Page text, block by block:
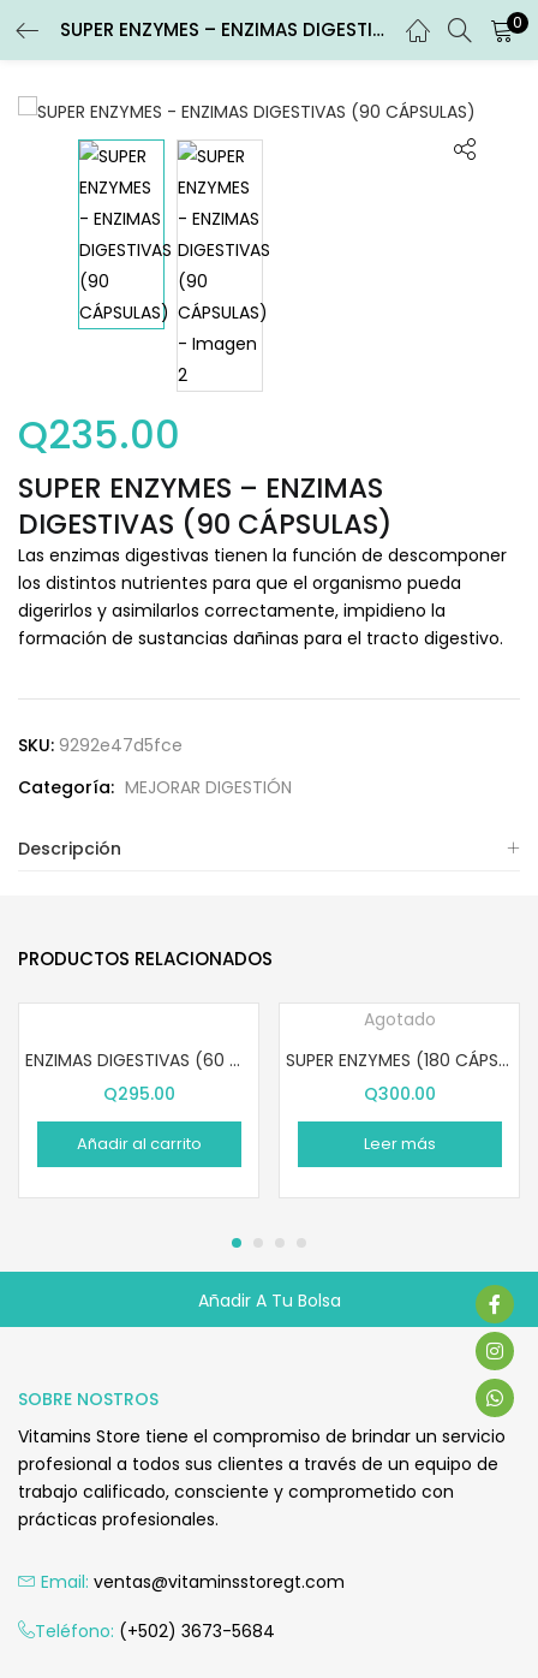
SUPER ENZYMES – ENZIMAS DIGESTIVAS (90 CÁPSULAS) 0
SUPER ENZYMES – ENZIMAS
DIGESTIVAS (90 CÁPSULAS)
Q235.00
Las enzimas digestivas tienen la función de descomponer
los distintos nutrientes para que el organismo pueda
digerirlos y asimilarlos correctamente, impidieno la
formación de sustancias dañinas para el tracto digestivo.
Q235.00
Añadir Al Carrito
Añadir A Tu Bolsa
SKU: 9292e47d5fce
Categoría: MEJORAR DIGESTIÓN
Descripción
PRODUCTOS RELACIONADOS
ENZIMAS DIGESTIVAS (60 CÁPSULAS)
Q295.00
Añadir al carrito
Agotado
SUPER ENZYMES (180 CÁPSULAS)
Q300.00
Leer más
SOBRE NOSTROS
Vitamins Store tiene el compromiso de brindar un servicio
profesional a todos sus clientes a través de un equipo de
trabajo calificado, consciente y comprometido con
prácticas profesionales.
Email: ventas@vitaminsstoregt.com
Teléfono: (+502) 3673-5684
ENTRAR REGISTRARSE
Introduce tu nombre de usuario y contraseña para iniciar
Recuérdame
¿Contraseña perdida?